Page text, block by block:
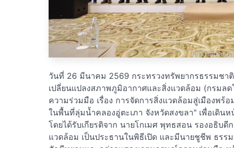
วันที่ 26 มีนาคม 2569 กระทรวงทรัพยากรธรรมชา
เปลี่ยนแปลงสภาพภูมิอากาศและสิ่งแวดล้อม (กรมล
ความร่วมมือ เรื่อง การจัดการสิ่งแวดล้อมสู่เมืองพร้
ในพื้นที่ลุ่มน้ำคลองอู่ตะเภา จังหวัดสงขลา" เพื่อเดิน
โดยได้รับเกียรติจาก นายโกเมศ พุทธสอน รองอธิบ
แวดล้อม เป็นประธานในพิธีเปิด และมีนายชูชีพ ธรร